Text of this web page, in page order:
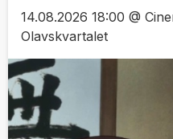
14.08.2026 18:00 @
Olavskvartalet